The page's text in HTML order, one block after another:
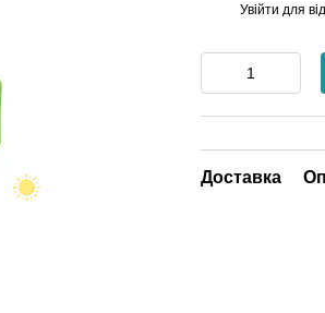
Увійти для
Доставка